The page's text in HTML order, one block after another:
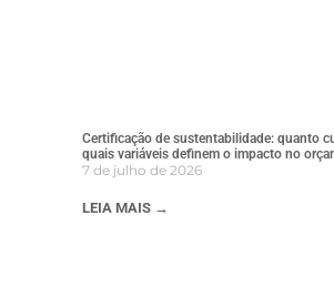
Certificação de sustentabilidade: quanto
quais variáveis definem o impacto no
7 de julho de 2026
LEIA MAIS →